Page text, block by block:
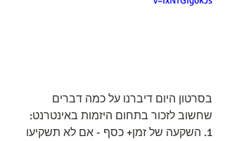
בסרטון היום דיברנו על כמה דברים
שחשוב לזכור בתחום היזמות באינטרנט:
1. השקעה של זמן+ כסף - אם לא תשקיעו